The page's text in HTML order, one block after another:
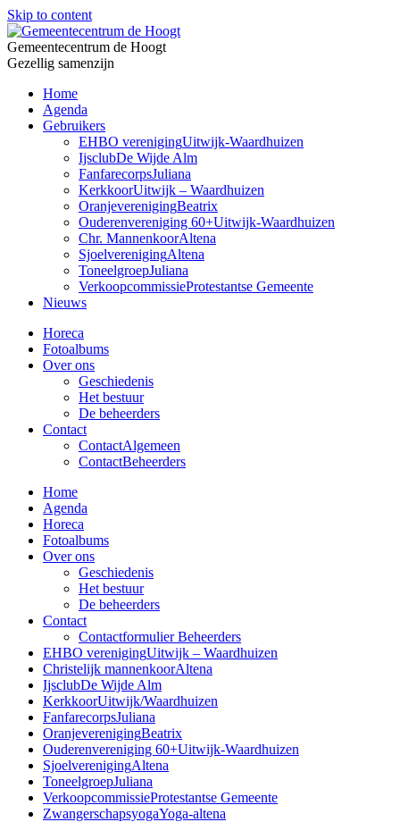
Skip to content
Gemeentecentrum de Hoogt
Gezellig samenzijn
Home
Agenda
Gebruikers
EHBO verenigingUitwijk-Waardhuizen
IjsclubDe Wijde Alm
FanfarecorpsJuliana
KerkkoorUitwijk – Waardhuizen
OranjeverenigingBeatrix
Ouderenvereniging 60+Uitwijk-Waardhuizen
Chr. MannenkoorAltena
SjoelverenigingAltena
ToneelgroepJuliana
VerkoopcommissieProtestantse Gemeente
Nieuws
Horeca
Fotoalbums
Over ons
Geschiedenis
Het bestuur
De beheerders
Contact
ContactAlgemeen
ContactBeheerders
Home
Agenda
Horeca
Fotoalbums
Over ons
Geschiedenis
Het bestuur
De beheerders
Contact
Contactformulier Beheerders
EHBO verenigingUitwijk – Waardhuizen
Christelijk mannenkoorAltena
IjsclubDe Wijde Alm
KerkkoorUitwijk/Waardhuizen
FanfarecorpsJuliana
OranjeverenigingBeatrix
Ouderenvereniging 60+Uitwijk-Waardhuizen
SjoelverenigingAltena
ToneelgroepJuliana
VerkoopcommissieProtestantse Gemeente
ZwangerschapsyogaYoga-altena